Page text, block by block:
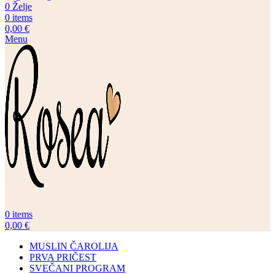
0 Želje
0 items
0,00 €
Menu
0 items
0,00 €
MUSLIN ČAROLIJA
PRVA PRIČEST
SVEČANI PROGRAM